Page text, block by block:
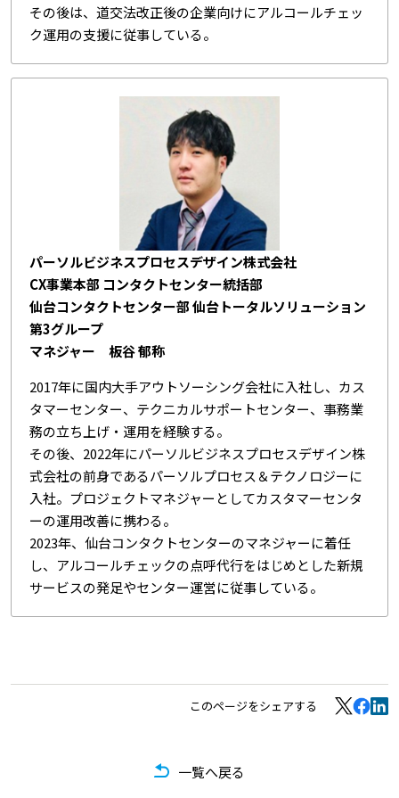
その後は、道交法改正後の企業向けにアルコールチェッ
ク運用の支援に従事している。
パーソルビジネスプロセスデザイン株式会社
CX事業本部 コンタクトセンター統括部
仙台コンタクトセンター部 仙台トータルソリューション
第3グループ
マネジャー 板谷 郁称
2017年に国内大手アウトソーシング会社に入社し、カス
タマーセンター、テクニカルサポートセンター、事務業
務の立ち上げ・運用を経験する。
その後、2022年にパーソルビジネスプロセスデザイン株
式会社の前身であるパーソルプロセス＆テクノロジーに
入社。プロジェクトマネジャーとしてカスタマーセンタ
ーの運用改善に携わる。
2023年、仙台コンタクトセンターのマネジャーに着任
し、アルコールチェックの点呼代行をはじめとした新規
サービスの発足やセンター運営に従事している。
このページをシェアする
一覧へ戻る